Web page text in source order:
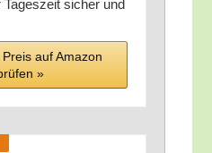
Tages­zeit sicher und
auf Ama­zon
»